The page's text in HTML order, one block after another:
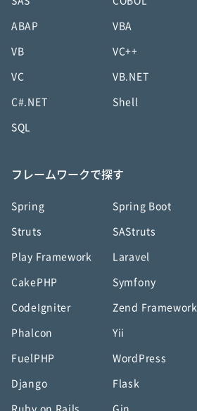
ABAP VBA
VB VC++
VC VB.NET
C#.NET Shell
SQL
フレームワークで探す
Spring Spring Boot
Struts SAStruts
Play Framework Laravel
CakePHP Symfony
CodeIgniter Zend Framework
Phalcon Yii
FuelPHP WordPress
Django Flask
Ruby on Rails Gin